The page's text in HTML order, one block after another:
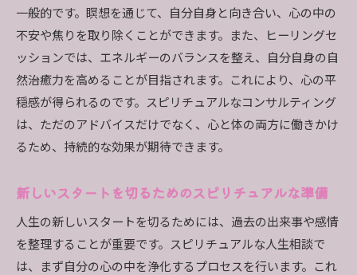
一般的です。瞑想を通じて、自分自身と向き合い、心の中の
不安や焦りを取り除くことができます。また、ヒーリングセ
ッションでは、エネルギーのバランスを整え、自分自身の自
然治癒力を高めることが目指されます。これにより、心の平
穏感が得られるのです。スピリチュアルなコンサルティング
は、ただのアドバイスだけでなく、心と体の両方に働きかけ
るため、持続的な効果が期待できます。
新しいスタートを切るためのスピリチュアルな準備
人生の新しいスタートを切るためには、過去の出来事や感情
を整理することが重要です。スピリチュアルな人生相談で
は、まず自分の心の中を浄化するプロセスを行います。これ